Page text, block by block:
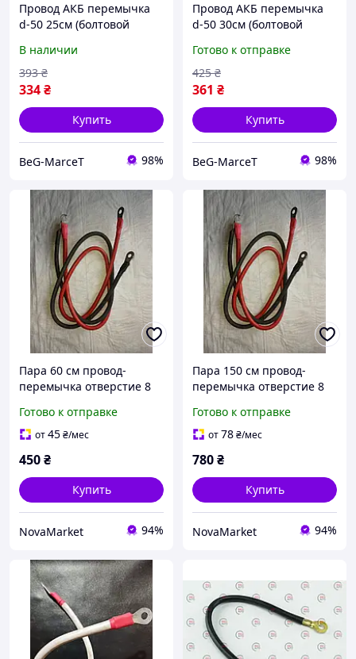
Провод АКБ перемычка
d-50 25см (болтовой
В наличии
334₴
393 ₴
Купить
BeG-MarceT 98%
Провод АКБ перемычка
d-50 30см (болтовой
Готово к отправке
361 ₴
425 ₴
Купить
BeG-MarceT 98%
Пара 60 см провод-
перемычка отверстие 8
Готово к отправке
от45₴/мес
450₴
Купить
NovaMarket 94%
Пара 150 см провод-
перемычка отверстие 8
Готово к отправке
от78₴/мес
780₴
Купить
NovaMarket 94%